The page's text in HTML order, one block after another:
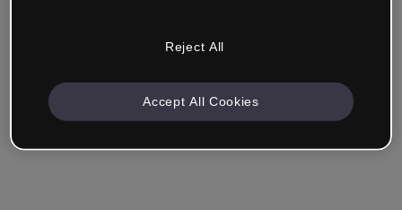
Azienda e Professionisti
un altro settore.
Reject All
Accept All Cookies